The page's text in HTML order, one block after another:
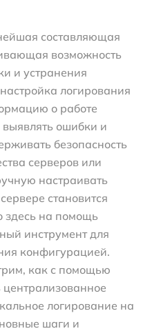
составляющая
возможность
и устранения
логирования
о работе
ошибки и
безопасность
серверов или
настраивать
становится
на помощь
инструмент для
конфигурацией.
как с помощью
логирование на
шаги и